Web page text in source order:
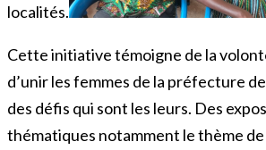
localités.
Cette initiative témoigne de la
d’unir les femmes de la préfecture
des défis qui sont les leurs. Des
thématiques notamment le thème de